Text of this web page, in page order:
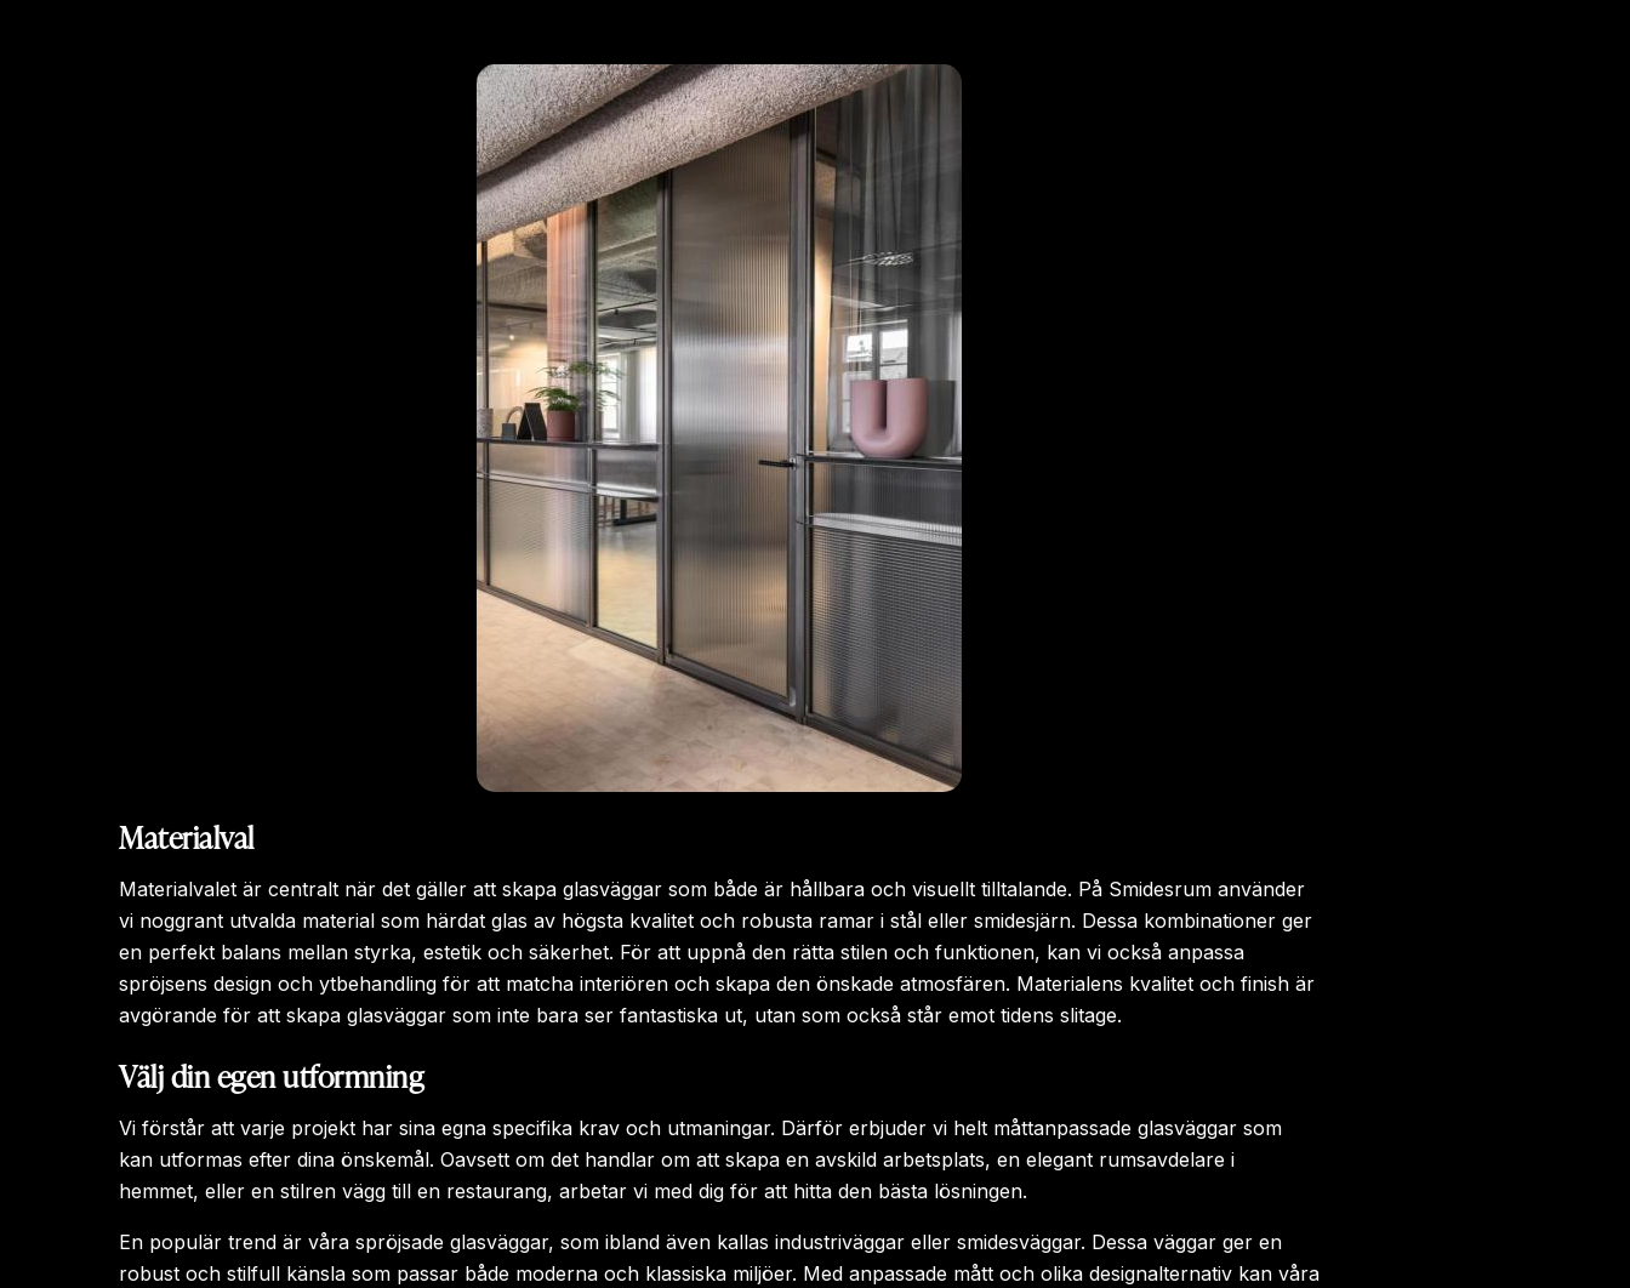
Materialval
Materialvalet är centralt när det gäller att skapa glasväggar som både är hållbara och visuellt tilltalande. På Smidesrum använder
vi noggrant utvalda material som härdat glas av högsta kvalitet och robusta ramar i stål eller smidesjärn. Dessa kombinationer ger
en perfekt balans mellan styrka, estetik och säkerhet. För att uppnå den rätta stilen och funktionen, kan vi också anpassa
spröjsens design och ytbehandling för att matcha interiören och skapa den önskade atmosfären. Materialens kvalitet och finish är
avgörande för att skapa glasväggar som inte bara ser fantastiska ut, utan som också står emot tidens slitage.
Välj din egen utformning
Vi förstår att varje projekt har sina egna specifika krav och utmaningar. Därför erbjuder vi helt måttanpassade glasväggar som
kan utformas efter dina önskemål. Oavsett om det handlar om att skapa en avskild arbetsplats, en elegant rumsavdelare i
hemmet, eller en stilren vägg till en restaurang, arbetar vi med dig för att hitta den bästa lösningen.
En populär trend är våra spröjsade glasväggar, som ibland även kallas industriväggar eller smidesväggar. Dessa väggar ger en
robust och stilfull känsla som passar både moderna och klassiska miljöer. Med anpassade mått och olika designalternativ kan våra